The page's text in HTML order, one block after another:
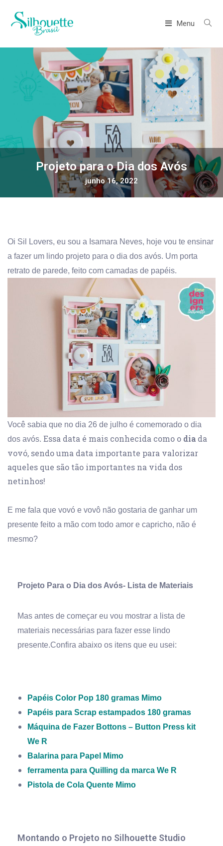
Menu
Projeto para o Dia dos Avós
junho 16, 2022
Oi Sil Lovers, eu sou a Isamara Neves, hoje vou te ensinar
a fazer um lindo projeto para o dia dos avós. Um porta
retrato de parede, feito com camadas de papéis.
Você sabia que no dia 26 de julho é comemorado o dia
dos avós. Essa data é mais conhecida como o dia da
vovó, sendo uma data importante para valorizar
aqueles que são tão importantes na vida dos
netinhos!
E me fala que vovó e vovô não gostaria de ganhar um
presente feito a mão com todo amor e capricho, não é
mesmo?
Projeto Para o Dia dos Avós- Lista de Materiais
Mas antes de começar eu vou mostrar a lista de
materiais necessárias para fazer esse lindo
presente.Confira abaixo os itens que eu usei:
Papéis Color Pop 180 gramas Mimo
Papéis para Scrap estampados 180 gramas
Máquina de Fazer Bottons – Button Press kit
We R
Balarina para Papel Mimo
ferramenta para Quilling da marca We R
Pistola de Cola Quente Mimo
Montando o Projeto no Silhouette Studio